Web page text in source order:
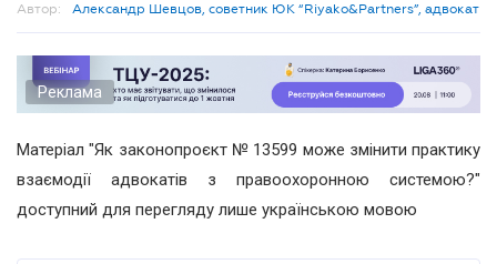
Автор: Александр Шевцов, советник ЮК “Riyako&Partners”, адвокат
Реклама
Матеріал "Як законопроєкт № 13599 може змінити практику
взаємодії адвокатів з правоохоронною системою?"
доступний для перегляду лише українською мовою